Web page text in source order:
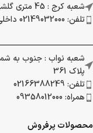
شعبه کرج : 45 متری گلشهر نبش کوچه حسن زاده
تلفن: 02149032000 داخلی 201
شعبه نواب : جنوب به
پلاک 361
تلفن: 02166388249
همراه: 09358012000
محصولات پرفروش